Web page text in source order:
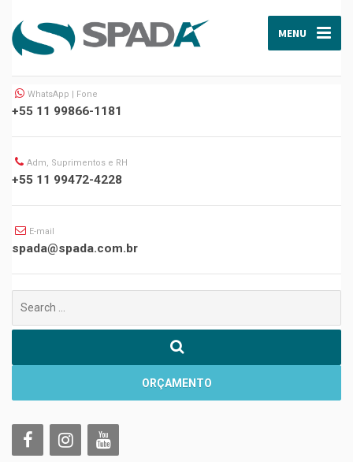
MENU
WhatsApp | Fone
+55 11 99866-1181
Adm, Suprimentos e RH
+55 11 99472-4228
E-mail
spada@spada.com.br
por:
ORÇAMENTO